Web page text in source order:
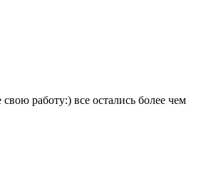
работу:) все остались более чем